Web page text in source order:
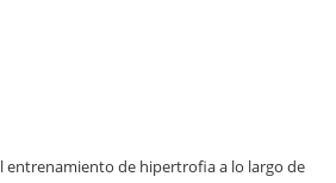
entrenamiento de hipertrofia a lo largo de